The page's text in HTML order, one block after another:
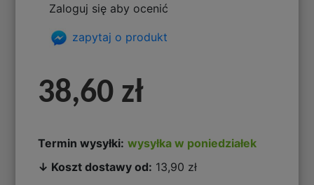
Zaloguj się aby ocenić
zapytaj o produkt
38,60 zł
Termin wysyłki: wysyłka w poniedziałek
↓ Koszt dostawy od: 13,90 zł